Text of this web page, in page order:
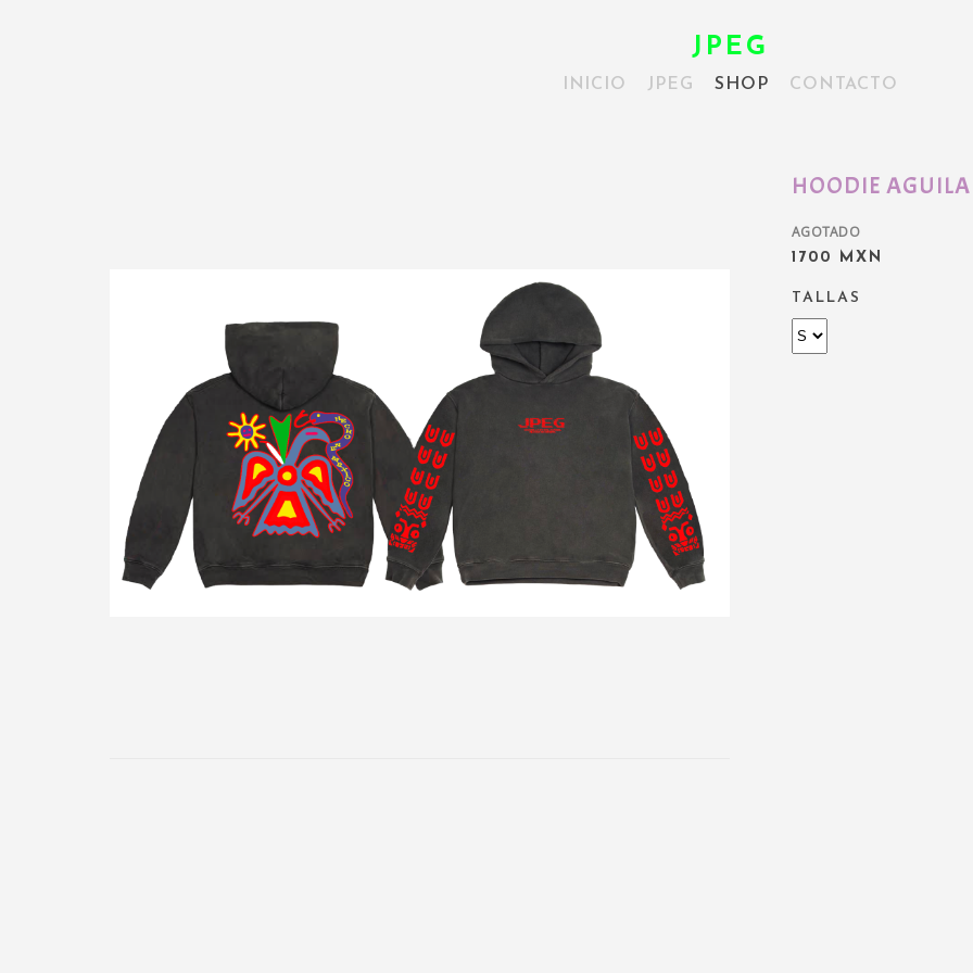
JPEG
INICIO JPEG SHOP CONTACTO
HOODIE
AGOTADO
1700 MXN
TALLAS